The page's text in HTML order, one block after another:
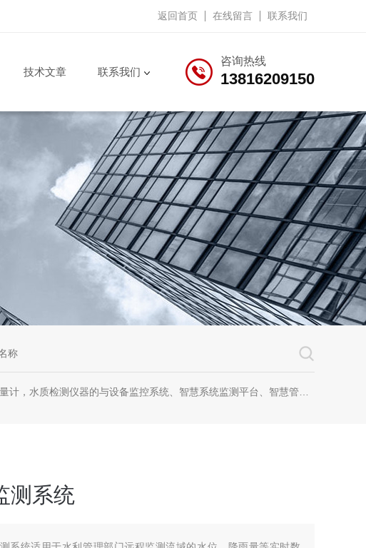
返回首页 在线留言 联系我们
咨询热线
13816209150
技术文章 联系我们
，水质检测仪器的与设备监控系统、智慧系统监测平台、智慧管网监测系统、园区安全生产与消防安全一体化系统
测系统